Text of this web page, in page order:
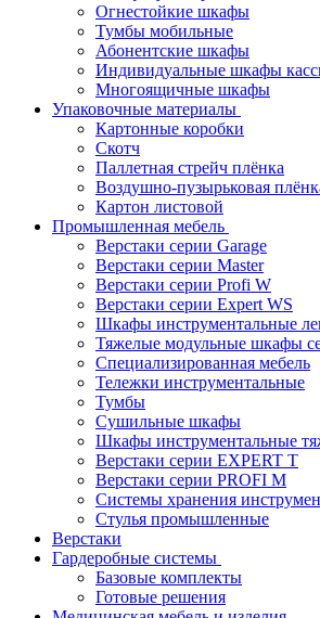
Огнестойкие шкафы
Тумбы мобильные
Абонентские шкафы
Индивидуальные шкафы
Многоящичные шкафы
Упаковочные материалы
Картонные коробки
Скотч
Паллетная стрейч плёнка
Воздушно-пузырьковая
Картон листовой
Промышленная мебель
Верстаки серии Garage
Верстаки серии Master
Верстаки серии Profi W
Верстаки серии Expert WS
Шкафы инструментальные
Тяжелые модульные шкафы
Cпециализированная мебель
Тележки инструментальные
Тумбы
Cушильные шкафы
Шкафы инструментальные
Верстаки серии EXPERT T
Верстаки серии PROFI M
Системы хранения
Стулья промышленные
Верстаки
Гардеробные системы
Базовые комплекты
Готовые решения